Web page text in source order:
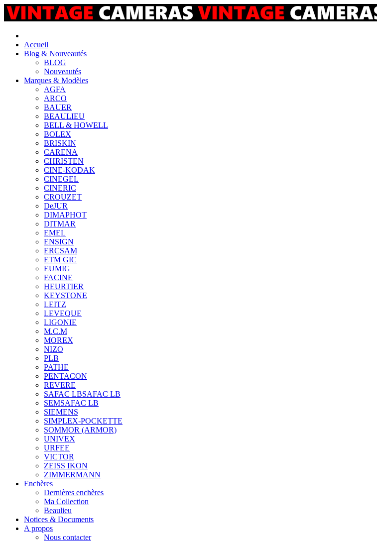
Accueil
Blog & Nouveautés
BLOG
Nouveautés
Marques & Modèles
AGFA
ARCO
BAUER
BEAULIEU
BELL & HOWELL
BOLEX
BRISKIN
CARENA
CHRISTEN
CINE-KODAK
CINEGEL
CINERIC
CROUZET
DeJUR
DIMAPHOT
DITMAR
EMEL
ENSIGN
ERCSAM
ETM GIC
EUMIG
FACINE
HEURTIER
KEYSTONE
LEITZ
LEVEQUE
LIGONIE
M.C.M
MOREX
NIZO
PLB
PATHE
PENTACON
REVERE
SAFAC LBSAFAC LB
SEMSAFAC LB
SIEMENS
SIMPLEX-POCKETTE
SOMMOR (ARMOR)
UNIVEX
URFEE
VICTOR
ZEISS IKON
ZIMMERMANN
Enchères
Dernières enchères
Ma Collection
Beaulieu
Notices & Documents
A propos
Nous contacter